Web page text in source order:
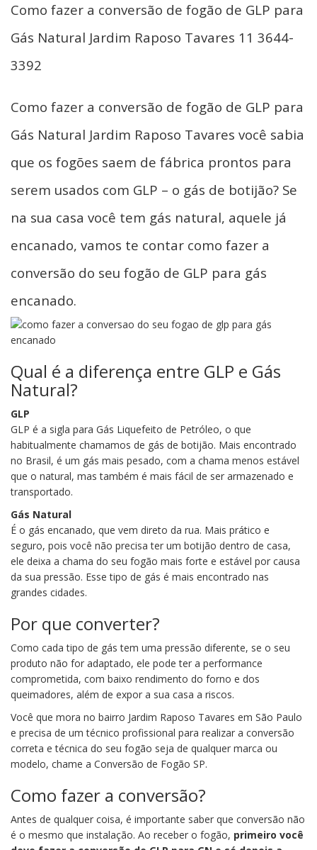
Como fazer a conversão de fogão de GLP para
Gás Natural Jardim Raposo Tavares 11 3644-
3392
Como fazer a conversão de fogão de GLP para
Gás Natural Jardim Raposo Tavares você sabia
que os fogões saem de fábrica prontos para
serem usados com GLP – o gás de botijão? Se
na sua casa você tem gás natural, aquele já
encanado, vamos te contar como fazer a
conversão do seu fogão de GLP para gás
encanado.
Qual é a diferença entre GLP e Gás
Natural?
GLP
GLP é a sigla para Gás Liquefeito de Petróleo, o que
habitualmente chamamos de gás de botijão. Mais encontrado
no Brasil, é um gás mais pesado, com a chama menos estável
que o natural, mas também é mais fácil de ser armazenado e
transportado.
Gás Natural
É o gás encanado, que vem direto da rua. Mais prático e
seguro, pois você não precisa ter um botijão dentro de casa,
ele deixa a chama do seu fogão mais forte e estável por causa
da sua pressão. Esse tipo de gás é mais encontrado nas
grandes cidades.
Por que converter?
Como cada tipo de gás tem uma pressão diferente, se o seu
produto não for adaptado, ele pode ter a performance
comprometida, com baixo rendimento do forno e dos
queimadores, além de expor a sua casa a riscos.
Você que mora no bairro Jardim Raposo Tavares em São Paulo
e precisa de um técnico profissional para realizar a conversão
correta e técnica do seu fogão seja de qualquer marca ou
modelo, chame a Conversão de Fogão SP.
Como fazer a conversão?
Antes de qualquer coisa, é importante saber que conversão não
é o mesmo que instalação. Ao receber o fogão, primeiro você